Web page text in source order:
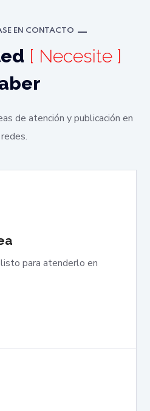
EN CONTACTO
[ Necesite ]
de atención y publicación en
redes.
para atenderlo en